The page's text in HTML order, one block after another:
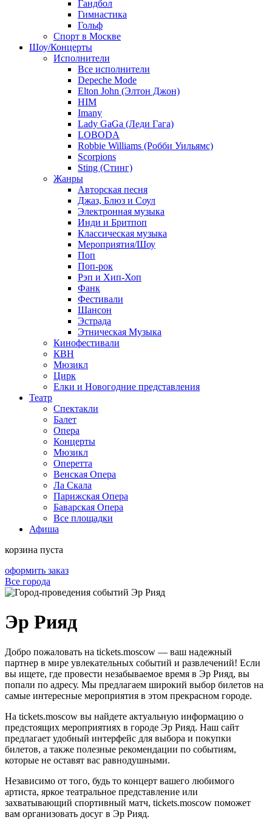
Гандбол
Гимнастика
Гольф
Спорт в Москве
Шоу/Концерты
Исполнители
Все исполнители
Depeche Mode
Elton John (Элтон Джон)
HIM
Imany
Lady GaGa (Леди Гага)
LOBODA
Robbie Williams (Робби Уильямс)
Scorpions
Sting (Стинг)
Жанры
Авторская песня
Джаз, Блюз и Соул
Электронная музыка
Инди и Бритпоп
Классическая музыка
Мероприятия/Шоу
Поп
Поп-рок
Рэп и Хип-Хоп
Фанк
Фестивали
Шансон
Эстрада
Этническая Музыка
Кинофестивали
КВН
Мюзикл
Цирк
Елки и Новогодние представления
Театр
Спектакли
Балет
Опера
Концерты
Мюзикл
Оперетта
Венская Опера
Ла Скала
Парижская Опера
Баварская Опера
Все площадки
Афиша
корзина пуста
оформить заказ
Все города
Эр Рияд
Добро пожаловать на tickets.moscow — ваш надежный
партнер в мире увлекательных событий и развлечений! Если
вы ищете, где провести незабываемое время в Эр Рияд, вы
попали по адресу. Мы предлагаем широкий выбор билетов на
самые интересные мероприятия в этом прекрасном городе.
На tickets.moscow вы найдете актуальную информацию о
предстоящих мероприятиях в городе Эр Рияд. Наш сайт
предлагает удобный интерфейс для выбора и покупки
билетов, а также полезные рекомендации по событиям,
которые не оставят вас равнодушными.
Независимо от того, будь то концерт вашего любимого
артиста, яркое театральное представление или
захватывающий спортивный матч, tickets.moscow поможет
вам организовать досуг в Эр Рияд.